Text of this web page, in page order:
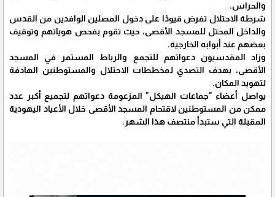
والحراس.
شرطة الاحتلال تفرض قيودًا على دخول المصلين الوافدين من القدس
والداخل المحتل للمسجد الأقصى، حيث تقوم بفحص هوياتهم وتوقيف
بعضهم عند أبوابه الخارجية.
وزاد المقدسيون دعواتهم للتجمع والرباط المستمر في المسجد
الأقصى، بهدف التصدي لمخططات الاحتلال والمستوطنين الهادفة
لتهويد المكان.
يواصل أعضاء "جماعات الهيكل" المزعومة دعواتهم لتجميع أكبر عدد
ممكن من المستوطنين لاقتحام المسجد الأقصى خلال الأعياد اليهودية
المقبلة التي ستبدأ منتصف هذا الشهر.